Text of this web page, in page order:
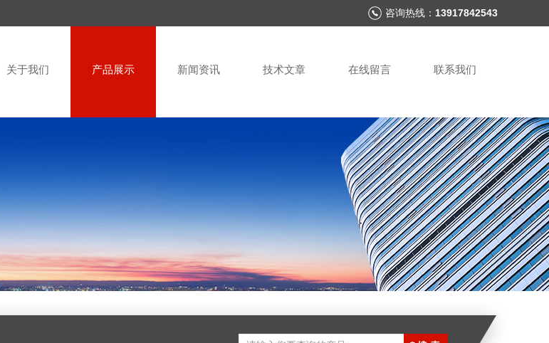
咨询热线： 13917842543
关于我们 产品展示 新闻资讯 技术文章 在线留言 联系我们